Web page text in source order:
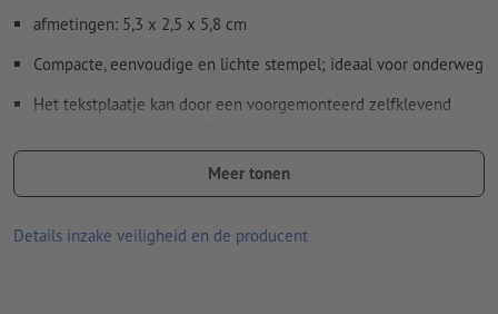
afmetingen: 5,3 x 2,5 x 5,8 cm
Compacte, eenvoudige en lichte stempel; ideaal voor onderweg
Het tekstplaatje kan door een voorgemonteerd zelfklevend
Ontwikkeld voor Trodat-laserrubber met een standaardmaat van
2,3 mm
Leveringsomvang: stempel inclusief stempelkussen en
Meer tonen
Details inzake veiligheid en de producent